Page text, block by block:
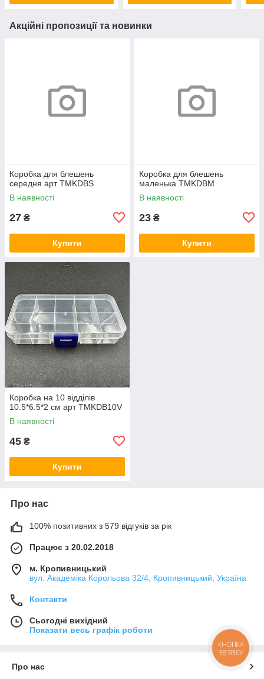
Акційні пропозиції та новинки
Коробка для блешень
середня арт TMKDBS
В наявності
27 ₴
Купити
Коробка для блешень
маленька TMKDBM
В наявності
23 ₴
Купити
Коробка на 10 відділів
10.5*6.5*2 см арт TMKDB10V
В наявності
45 ₴
Купити
Про нас
100% позитивних з 579 відгуків за рік
Працює з 20.02.2018
м. Кропивницький
вул. Академіка Корольова 32/4, Кропивницький, Україна
Контакти
Сьогодні вихідний
Показати весь графік роботи
Про нас
КНОПКА
ЗВ'ЯЗКУ